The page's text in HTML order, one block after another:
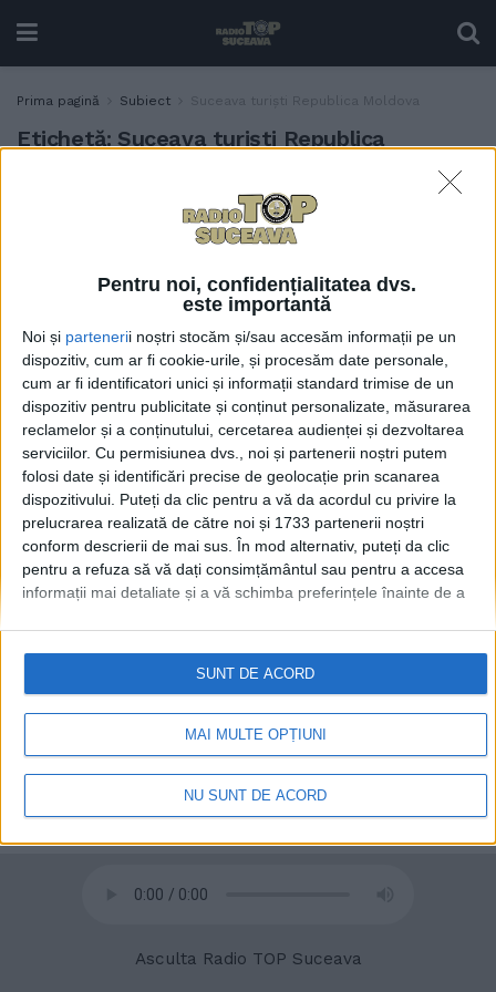
Pentru noi, confidențialitatea dvs.
este importantă
Noi și partenerii noștri stocăm și/sau accesăm informații pe un
dispozitiv, cum ar fi cookie-urile, și procesăm date personale,
cum ar fi identificatori unici și informații standard trimise de un
dispozitiv pentru publicitate și conținut personalizate, măsurarea
reclamelor și a conținutului, cercetarea audienței și dezvoltarea
serviciilor. Cu permisiunea dvs., noi și partenerii noștri putem
folosi date și identificări precise de geolocație prin scanarea
dispozitivului. Puteți da clic pentru a vă da acordul cu privire la
prelucrarea realizată de către noi și 1733 partenerii noștri
conform descrierii de mai sus. În mod alternativ, puteți da clic
pentru a refuza să vă dați consimțământul sau pentru a accesa
informații mai detaliate și a vă schimba preferințele înainte de a
retrageți consimțământul în orice moment, revenind la acest site
și făcând clic pe butonul "Confidențialitate" din partea de jos a
paginii web.
MAI MULTE OPȚIUNI
NU SUNT DE ACORD
SUNT DE ACORD
Prima pagină Subiect Suceava turiști Republica Moldova
Etichetă: Suceava turiști Republica
Mulți turiști din Republica
Moldova, la pensiunile și
Suceava, pentru a petrece
sărbătorile pe stil vechi
19 IANUARIE, 2024
Asculta Radio TOP Suceava